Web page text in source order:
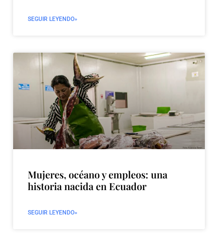
SEGUIR LEYENDO»
Mujeres, océano y empleos: una
historia nacida en Ecuador
SEGUIR LEYENDO»